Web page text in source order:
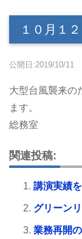
１０月１
公開日:2019/10/11
大型台風襲来の
ます。
総務室
関連投稿:
講演実績
グリーン
業務再開